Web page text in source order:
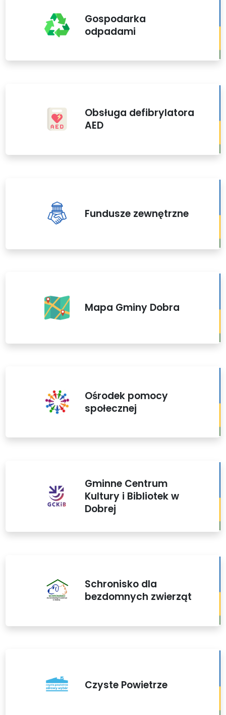
Gospodarka
odpadami
Obsługa defibrylatora
AED
Fundusze zewnętrzne
Mapa Gminy Dobra
Ośrodek pomocy
społecznej
Gminne Centrum
Kultury i Bibliotek w
Dobrej
Schronisko dla
bezdomnych zwierząt
Czyste Powietrze